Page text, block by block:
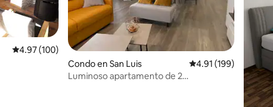
Calificación promedio: 4.97 de 5, 100 reseñas
4.97 (100)
Condo en San Luis Calificación
4.91 (199)
Luminoso apartamento de 2